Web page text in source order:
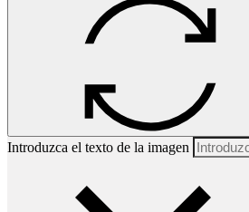
Introduzca el texto de la imagen